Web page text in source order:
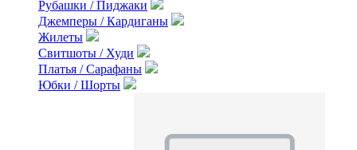
Рубашки / Пиджаки
Джемперы / Кардиганы
Жилеты
Свитшоты / Худи
Платья / Сарафаны
Юбки / Шорты